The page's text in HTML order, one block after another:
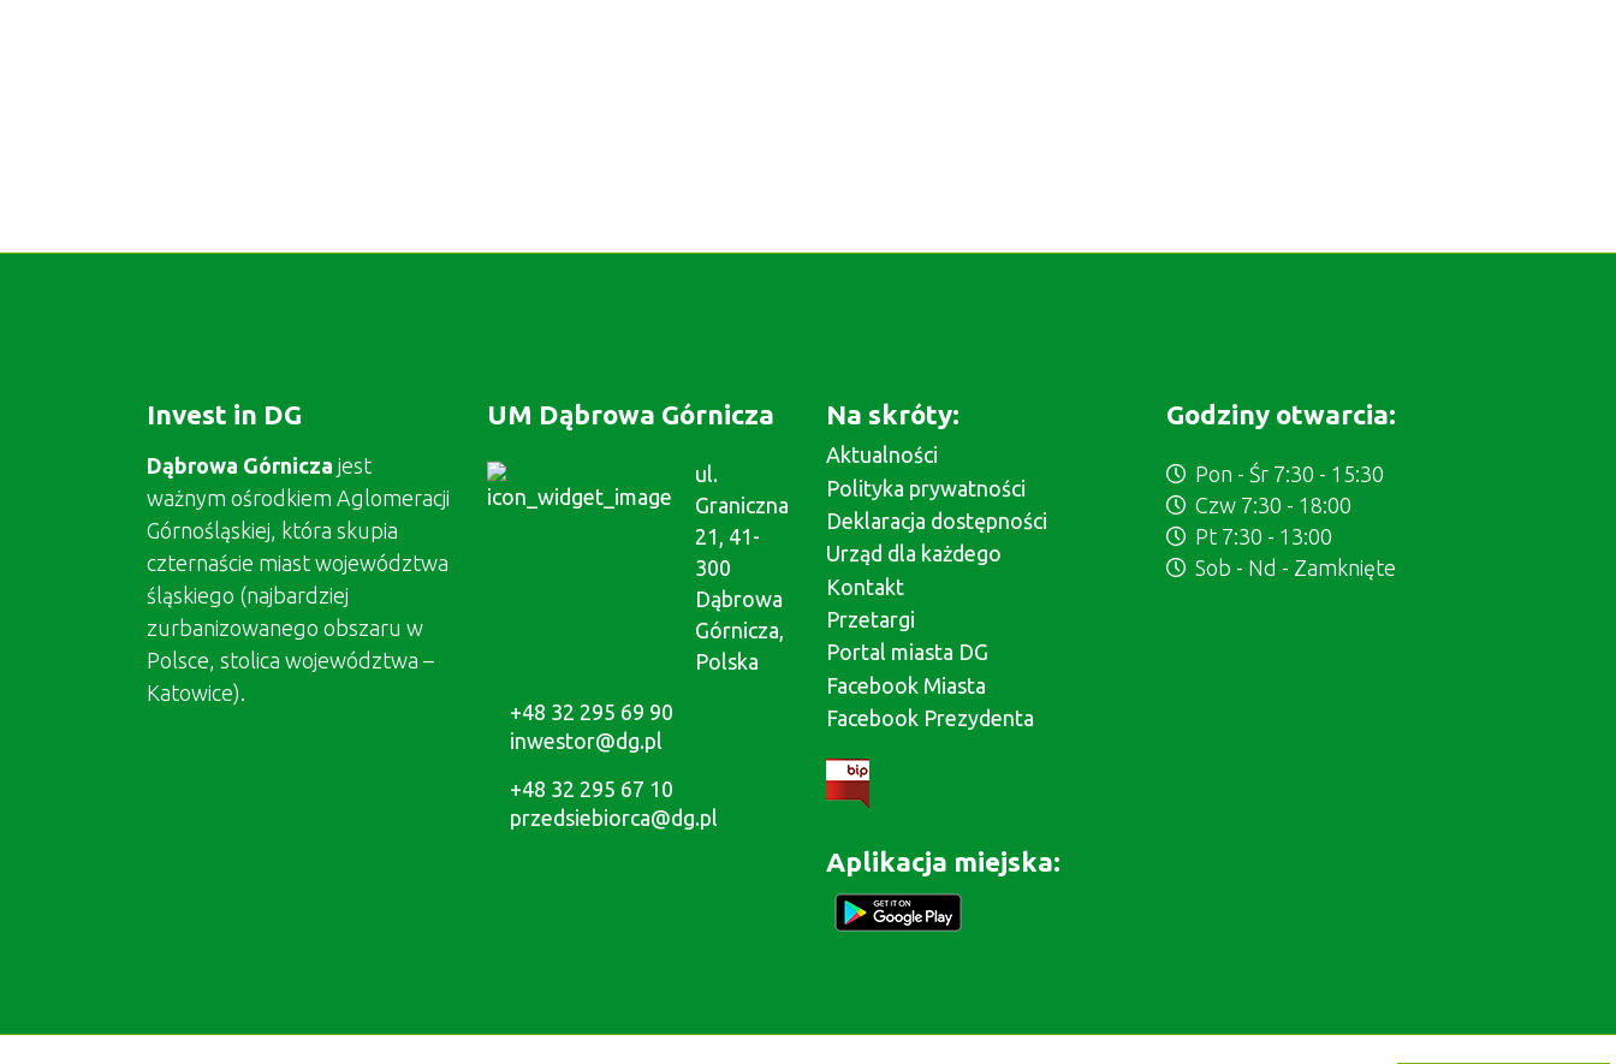
Invest in DG
Dąbrowa Górnicza jest
ważnym ośrodkiem Aglomeracji
Górnośląskiej, która skupia
czternaście miast województwa
śląskiego (najbardziej
zurbanizowanego obszaru w
Polsce, stolica województwa –
Katowice).
UM Dąbrowa Górnicza
ul.
Graniczna
21, 41-
300
Dąbrowa
Górnicza,
Polska
+48 32 295 69 90
inwestor@dg.pl
+48 32 295 67 10
przedsiebiorca@dg.pl
Na skróty:
Aktualności
Polityka prywatności
Deklaracja dostępności
Urząd dla każdego
Kontakt
Przetargi
Portal miasta DG
Facebook Miasta
Facebook Prezydenta
Aplikacja miejska:
Godziny otwarcia:
Pon - Śr 7:30 - 15:30
Czw 7:30 - 18:00
Pt 7:30 - 13:00
Sob - Nd - Zamknięte